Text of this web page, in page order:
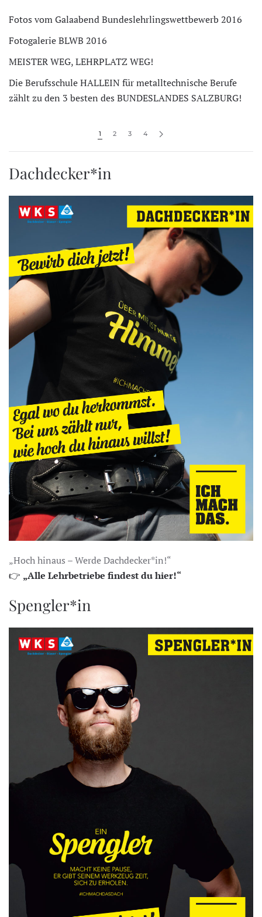
Fotos vom Galaabend Bundeslehrlingswettbewerb 2016
Fotogalerie BLWB 2016
MEISTER WEG, LEHRPLATZ WEG!
Die Berufsschule HALLEIN für metalltechnische Berufe
zählt zu den 3 besten des BUNDESLANDES SALZBURG!
1 2 3 4
Dachdecker*in
„Hoch hinaus – Werde Dachdecker*in!“
👉 „Alle Lehrbetriebe findest du hier!“
Spengler*in